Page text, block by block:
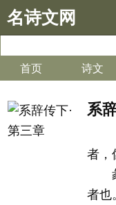
名诗文网
首页 诗文
系
是
者，
彖
者也